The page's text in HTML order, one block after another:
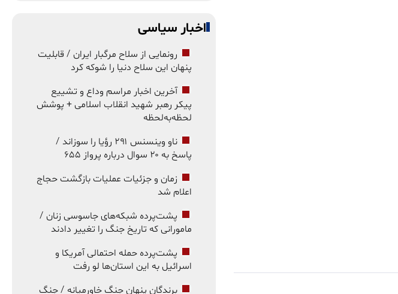
اخبار سیاسی
رونمایی از سلاح مرگبار ایران / قابلیت
پنهان این سلاح دنیا را شوکه کرد
آخرین اخبار مراسم وداع و تشییع
پیکر رهبر شهید انقلاب اسلامی + پوشش
لحظه‌به‌لحظه
ناو وینسنس ۲۹۱ رؤیا را سوزاند /
پاسخ به ۲۰ سوال درباره پرواز ۶۵۵
زمان و جزئیات عملیات بازگشت حجاج
اعلام شد
پشت‌پرده شبکه‌های جاسوسی زنان /
مامورانی که تاریخ جنگ را تغییر دادند
پشت‌پرده حمله احتمالی آمریکا و
اسرائیل به این استان‌ها لو رفت
برندگان پنهان جنگ خاورمیانه / جنگ